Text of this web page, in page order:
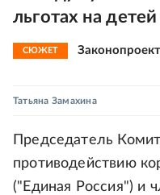
льготах на детей
СЮЖЕТ
Татьяна Замахина
Председатель
противодействию
("Единая Россия") и